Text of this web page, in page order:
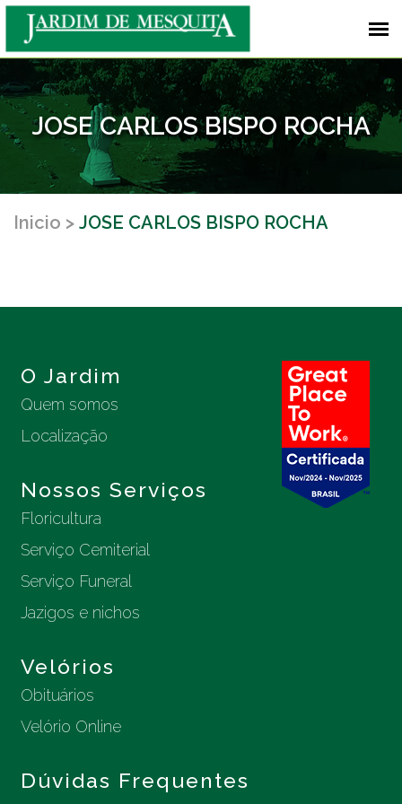
JOSE CARLOS BISPO ROCHA
Inicio JOSE CARLOS BISPO ROCHA
O Jardim
Quem somos
Localização
Nossos Serviços
Floricultura
Serviço Cemiterial
Serviço Funeral
Jazigos e nichos
Velórios
Obituários
Velório Online
Dúvidas Frequentes